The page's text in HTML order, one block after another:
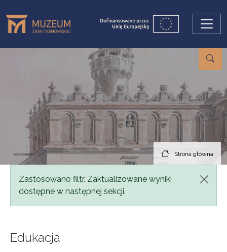
Strona główna
Komunikat
Zastosowano filtr. Zaktualizowane wyniki
dostępne w następnej sekcji.
Edukacja